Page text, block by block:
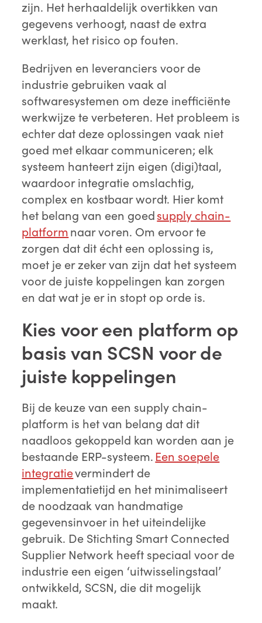
zijn. Het herhaaldelijk overtikken van
gegevens verhoogt, naast de extra
werklast, het risico op fouten.
Bedrijven en leveranciers voor de
industrie gebruiken vaak al
softwaresystemen om deze inefficiënte
werkwijze te verbeteren. Het probleem is
echter dat deze oplossingen vaak niet
goed met elkaar communiceren; elk
systeem hanteert zijn eigen (digi)taal,
waardoor integratie omslachtig,
complex en kostbaar wordt. Hier komt
het belang van een goedsupply chain-
platformnaar voren. Om ervoor te
zorgen dat dit écht een oplossing is,
moet je er zeker van zijn dat het systeem
voor de juiste koppelingen kan zorgen
en dat wat je er in stopt op orde is.
Kies voor een platform op
basis van SCSN voor de
juiste koppelingen
Bij de keuze van een supply chain-
platform is het van belang dat dit
naadloos gekoppeld kan worden aan je
bestaande ERP-systeem. Een soepele
integratievermindert de
implementatietijd en het minimaliseert
de noodzaak van handmatige
gegevensinvoer in het uiteindelijke
gebruik. De Stichting Smart Connected
Supplier Network heeft speciaal voor de
industrie een eigen ‘uitwisselingstaal’
ontwikkeld, SCSN, die dit mogelijk
maakt.